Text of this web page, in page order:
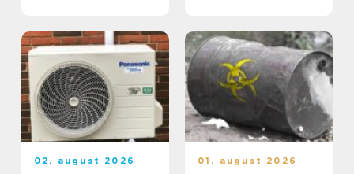
02. august 2026 01. august 2026